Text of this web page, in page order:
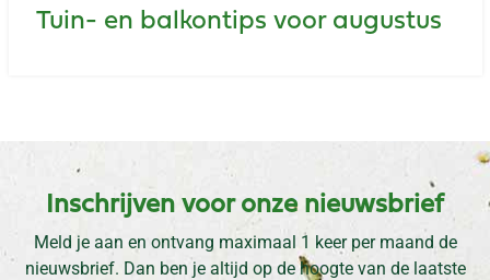
Tuin- en balkontips voor augustus
Inschrijven voor onze nieuwsbrief
Meld je aan en ontvang maximaal 1 keer per maand de
nieuwsbrief. Dan ben je altijd op de hoogte van de laatste